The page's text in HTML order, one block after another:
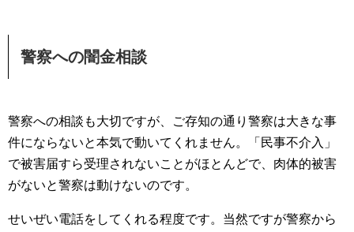
警察への闇金相談
警察への相談も大切ですが、ご存知の通り警察は大きな事
件にならないと本気で動いてくれません。「民事不介入」
で被害届すら受理されないことがほとんどで、肉体的被害
がないと警察は動けないのです。
せいぜい電話をしてくれる程度です。当然ですが警察から